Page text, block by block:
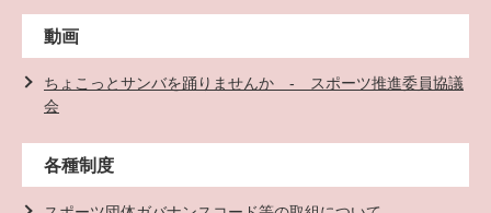
動画
ちょこっとサンバを踊りませんか - スポーツ推進委員協議
会
各種制度